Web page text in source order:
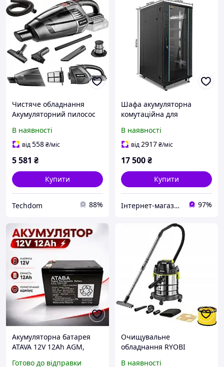
Чистяче обладнання
Акумуляторний пилосос
В наявності
від558₴/міс
5 581 ₴
Купити
Techdom 88%
Шафа акумуляторна
комутаційна для
електронного обладнання
серверів
В наявності
від2917₴/міс
17 500₴
Купити
Інтернет-магазин "Цифродім" 97%
Акумуляторна батарея
ATAVA 12V 12Ah AGM,
Готово до відправки
Очищувальне
обладнання RYOBI
В наявності